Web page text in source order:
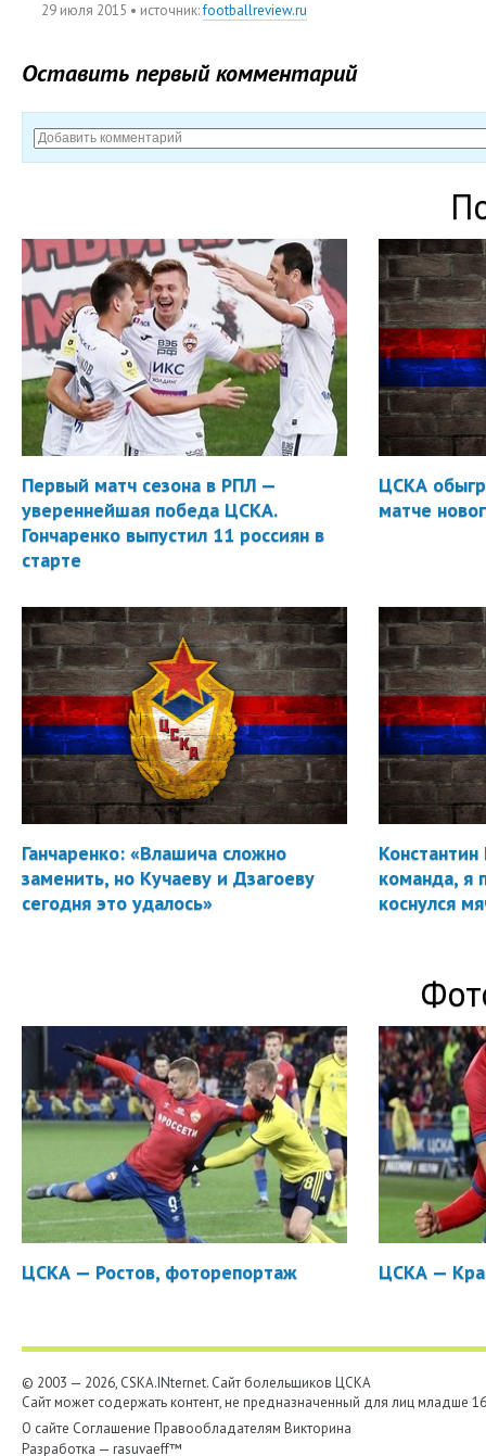
29 июля 2015 • источник:footballreview.ru
Оставить первый комментарий
Первый матч сезона в РПЛ —
увереннейшая победа ЦСКА.
Гончаренко выпустил 11 россиян в
старте
ЦСКА
матче
Ганчаренко: «Влашича сложно
заменить, но Кучаеву и Дзагоеву
сегодня это удалось»
Константин
команда, я
коснулся
ЦСКА — Ростов, фоторепортаж ЦСКА —
© 2003 — 2026, CSKA.INternet. Cайт болельщиков ЦСКА
Сайт может содержать контент, не предназначенный для лиц младше
О сайте Соглашение Правообладателям Викторина
Разработка — rasuvaeff™